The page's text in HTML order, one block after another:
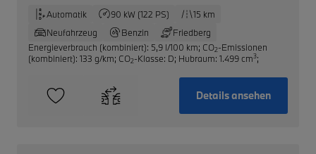
Automatik 90 kW (122 PS)
15 km
Neufahrzeug
Benzin
Friedberg
Energieverbrauch (kombiniert): 5,9 l/100 km; CO2-Emissionen
(kombiniert): 133 g/km; CO2-Klasse: D; Hubraum: 1.499 cm3;
Details ansehen